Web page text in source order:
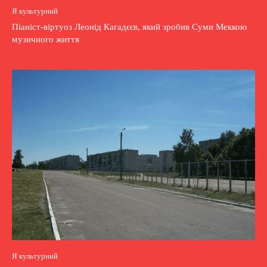
Я культурний
Піаніст-віртуоз Леонід Кагадєєв, який зробив Суми Меккою
музичного життя
Я культурний